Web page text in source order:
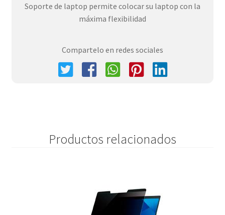
Soporte de laptop permite colocar su laptop con la
máxima flexibilidad
Compartelo en redes sociales
Productos relacionados